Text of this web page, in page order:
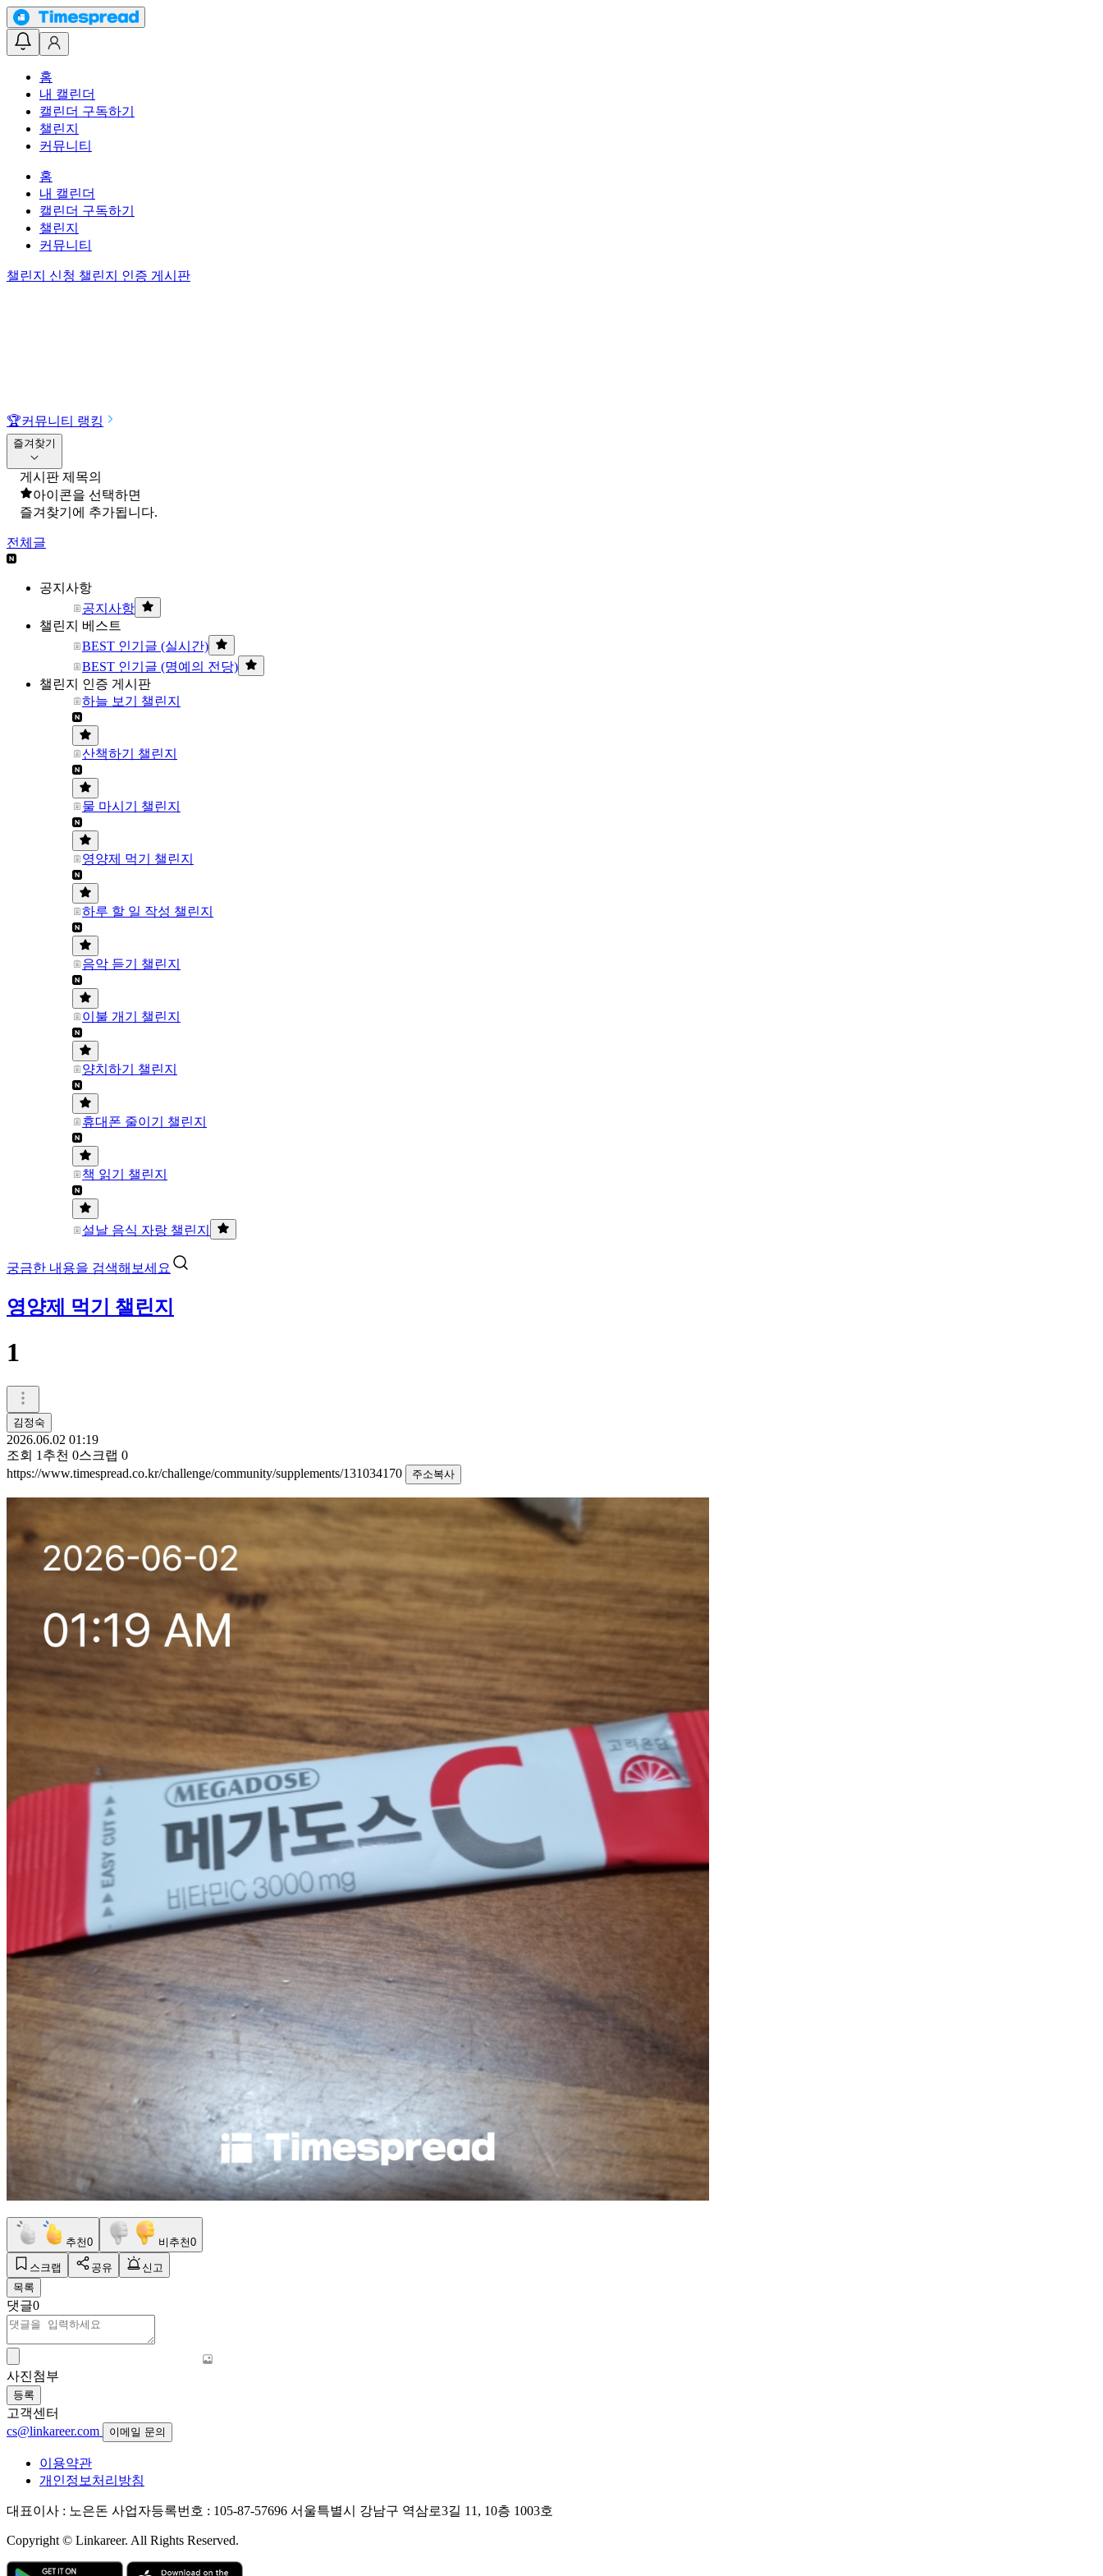
홈
내 캘린더
캘린더 구독하기
챌린지
커뮤니티
홈
내 캘린더
캘린더 구독하기
챌린지
커뮤니티
챌린지 신청 챌린지 인증 게시판
🏆커뮤니티 랭킹
즐겨찾기
게시판 제목의
아이콘을 선택하면
즐겨찾기에 추가됩니다.
전체글
공지사항
공지사항
챌린지 베스트
BEST 인기글 (실시간)
BEST 인기글 (명예의 전당)
챌린지 인증 게시판
하늘 보기 챌린지
산책하기 챌린지
물 마시기 챌린지
영양제 먹기 챌린지
하루 할 일 작성 챌린지
음악 듣기 챌린지
이불 개기 챌린지
양치하기 챌린지
휴대폰 줄이기 챌린지
책 읽기 챌린지
설날 음식 자랑 챌린지
궁금한 내용을 검색해보세요
영양제 먹기 챌린지
1
김정숙
2026.06.02 01:19
조회 1 추천 0스크랩 0
https://www.timespread.co.kr/challenge/community/supplements/131034170
주소복사
추천0 비추천0
스크랩 공유
신고
목록
댓글0
사진첨부
등록
고객센터
cs@linkareer.com
이메일 문의
이용약관
개인정보처리방침
대표이사 : 노은돈 사업자등록번호 : 105-87-57696 서울특별시 강남구 역삼로3길 11, 10층 1003호
Copyright © Linkareer. All Rights Reserved.